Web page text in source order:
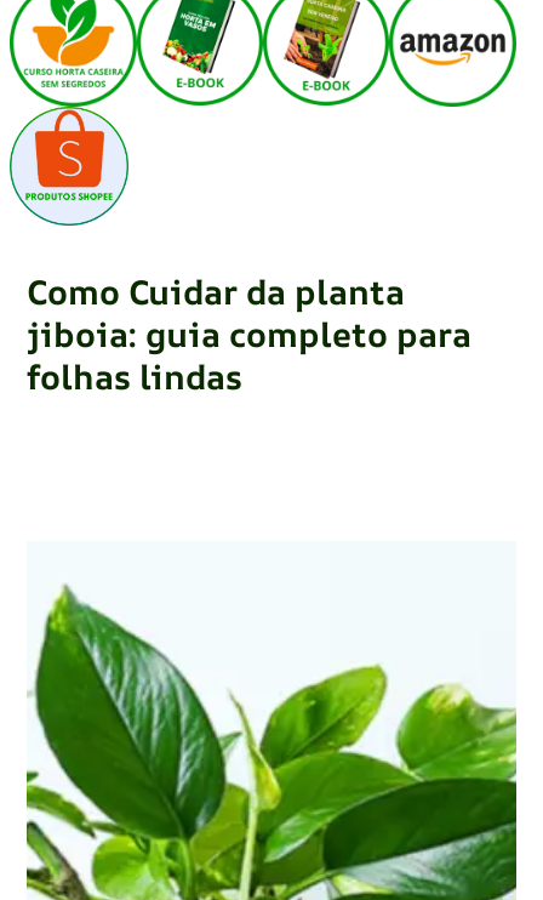
Como Cuidar da planta
jiboia: guia completo para
folhas lindas